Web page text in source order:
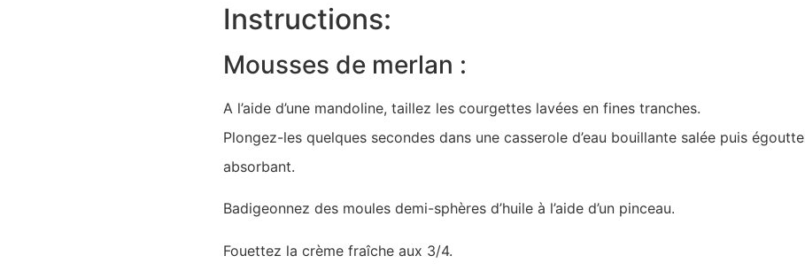
Instructions:
Mousses de merlan :
A l’aide d’une mandoline, taillez les courgettes lavées en fines tranches.
Plongez-les quelques secondes dans une casserole d’eau bouillante salée puis
absorbant.
Badigeonnez des moules demi-sphères d’huile à l’aide d’un pinceau.
Fouettez la crème fraîche aux 3/4.